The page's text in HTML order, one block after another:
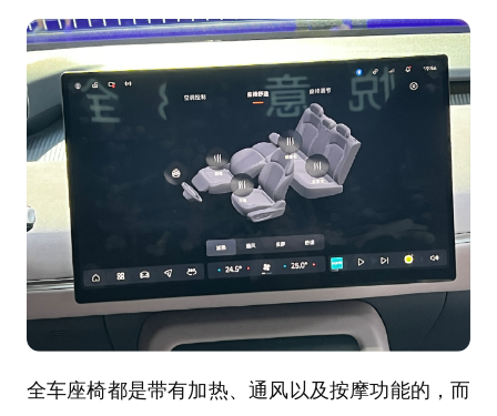
全车座椅都是带有加热、通风以及按摩功能的，而